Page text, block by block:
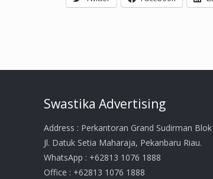
Swastika Advertising
Address : Perkantoran Grand Sudirman
Jl. Datuk Setia Maharaja, Pekanbaru Riau.
WhatsApp : +62813 1076 1888
Office : +62813 1076 1888